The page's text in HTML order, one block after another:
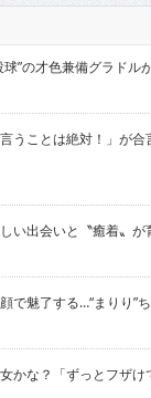
”の才色兼備グラドル
うことは絶対！」が合
出会いと〝癒着〟が
魅了する…“まりり”ち
な？「ずっとフザけ